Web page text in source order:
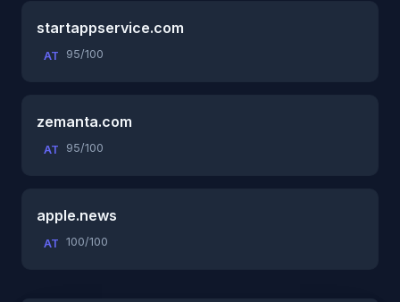
startappservice.com
AT 95/100
zemanta.com
AT 95/100
apple.news
AT 100/100